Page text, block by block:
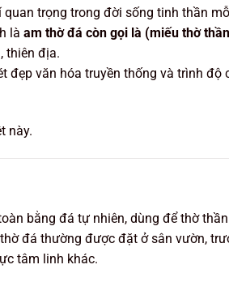
trọng trong đời sống tinh thần
là am thờ đá còn gọi là (miếu thờ thần
thiên địa.
đẹp văn hóa truyền thống và trình độ
này.
bằng đá tự nhiên, dùng để thờ thần
đá thường được đặt ở sân vườn,
tâm linh khác.